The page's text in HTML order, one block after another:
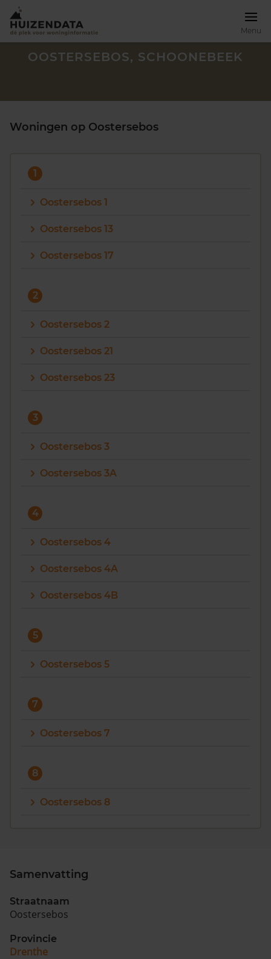
Menu
Vragen? Neem contact met ons op
088 220 4200
OOSTERSEBOS, SCHOONEBEEK
Woningen op Oostersebos
1
Oostersebos 1
Oostersebos 13
Oostersebos 17
2
Oostersebos 2
Oostersebos 21
Oostersebos 23
3
Oostersebos 3
Oostersebos 3A
4
Oostersebos 4
Oostersebos 4A
Oostersebos 4B
5
Oostersebos 5
7
Oostersebos 7
8
Oostersebos 8
Samenvatting
Straatnaam
Oostersebos
Provincie
Drenthe